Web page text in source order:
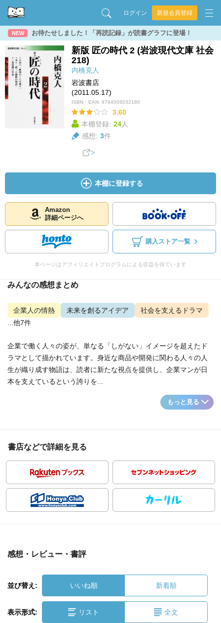
ログイン 新規会員登録
NEW お待たせしました！「再読記録」が読書グラフに登場！
新版 匠の時代 2 (岩波現代文庫 社会
218)
内橋克人
岩波書店
(2011.05.17)
ISBN・EAN: 9784006032180
3.60
本棚登録: 24人
感想: 3件
本棚に登録する
Amazon
詳細ページへ
購入ストア一覧
本ページはアフィリエイトプログラムによる収益を得ています
みんなの感想まとめ
企業人の情熱 未来を創るアイデア
社会を支えるドラマ
...他7件
企業で働く人々の姿が、単なる「しがない」イメージを超えたド
ラマとして描かれています。身近な商品や開発に関わる人々の人
生が織り成す物語は、読者に新たな視点を提供し、企業マンが日
本を支えているという誇りを...
もっと見る
書店などで詳細を見る
感想・レビュー・書評
並び替え: いいね順 新着順
表示形式: リスト 全文